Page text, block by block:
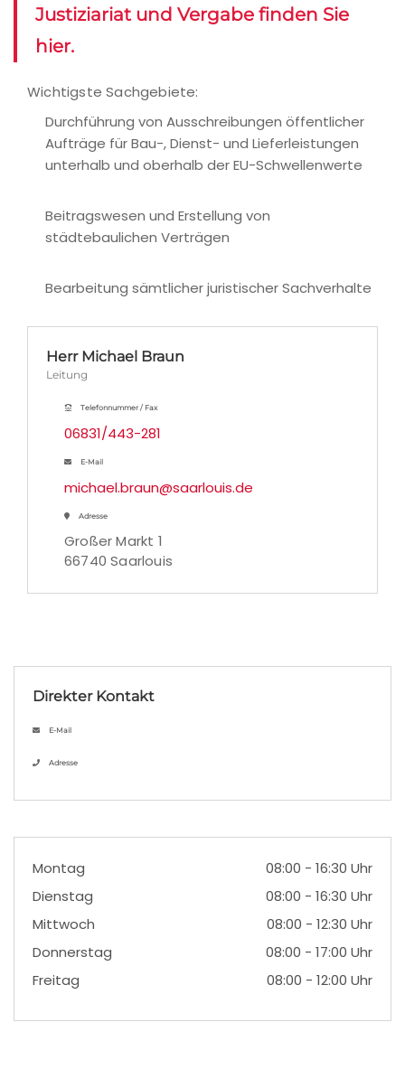
Justiziariat und Vergabe finden Sie
hier.
Wichtigste Sachgebiete:
Durchführung von Ausschreibungen öffentlicher
Aufträge für Bau-, Dienst- und Lieferleistungen
unterhalb und oberhalb der EU-Schwellenwerte
Beitragswesen und Erstellung von
städtebaulichen Verträgen
Bearbeitung sämtlicher juristischer Sachverhalte
Herr Michael Braun
Leitung
Telefonnummer / Fax
06831/443-281
E-Mail
michael.braun@saarlouis.de
Adresse
Großer Markt 1
66740 Saarlouis
Direkter Kontakt
E-Mail
Adresse
Montag
08:00 - 16:30 Uhr
Dienstag
08:00 - 16:30 Uhr
Mittwoch
08:00 - 12:30 Uhr
Donnerstag
08:00 - 17:00 Uhr
Freitag
08:00 - 12:00 Uhr